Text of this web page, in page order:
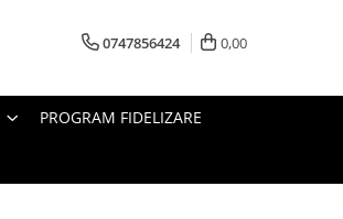
0747856424 0,00
PROGRAM FIDELIZARE